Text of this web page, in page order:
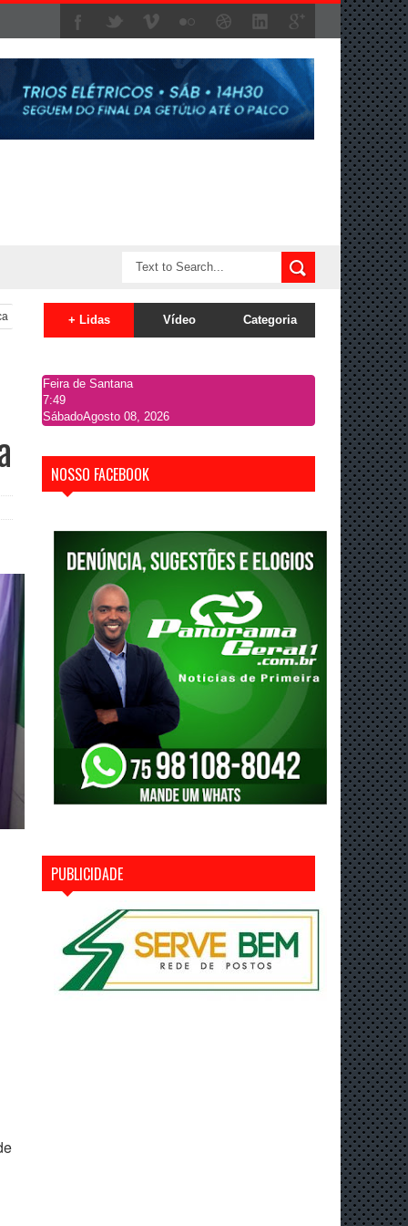
+ Lidas Vídeo Categoria
Feira de Santana
7:49
SábadoAgosto 08, 2026
NOSSO FACEBOOK
PUBLICIDADE